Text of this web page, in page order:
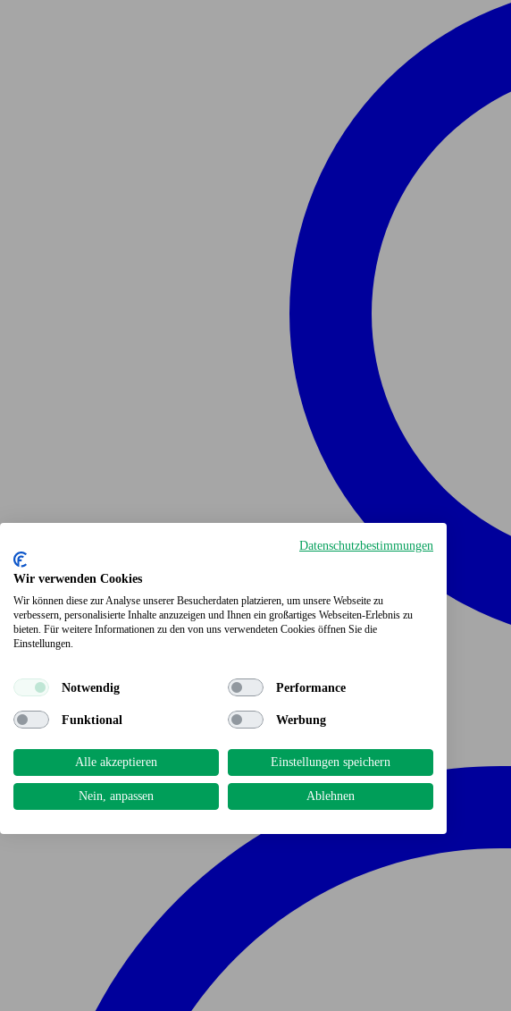
Datenschutzbestimmungen
Wir verwenden Cookies
Wir können diese zur Analyse unserer Besucherdaten platzieren, um unsere Webseite zu
verbessern, personalisierte Inhalte anzuzeigen und Ihnen ein großartiges Webseiten-Erlebnis zu
bieten. Für weitere Informationen zu den von uns verwendeten Cookies öffnen Sie die
Einstellungen.
Notwendig Performance
Funktional Werbung
Alle akzeptieren Einstellungen speichern
Nein, anpassen Ablehnen